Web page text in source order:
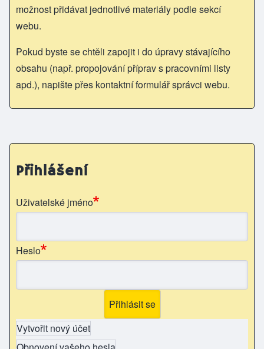
možnost přidávat jednotlivé materiály podle sekcí
webu.
Pokud byste se chtěli zapojit i do úpravy stávajícího
obsahu (např. propojování příprav s pracovními listy
apd.), napište přes kontaktní formulář správci webu.
Přihlášení
Uživatelské jméno
Heslo
Vytvořit nový účet